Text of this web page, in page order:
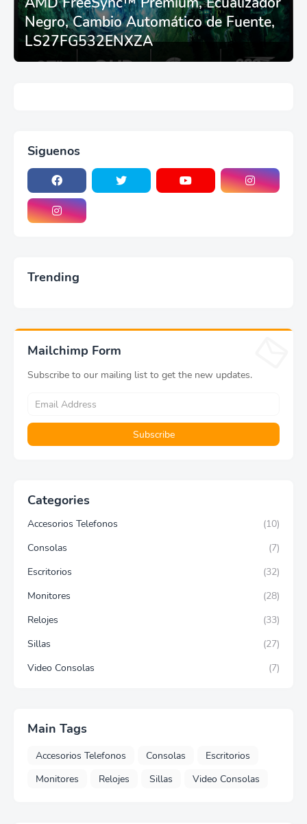
Negro, Cambio Automático de Fuente,
LS27FG532ENXZA
Siguenos
Trending
Mailchimp Form
Subscribe to our mailing list to get the new updates.
Categories
Accesorios Telefonos
(10)
Consolas
(7)
Escritorios
(32)
Monitores
(28)
Relojes
(33)
Sillas
(27)
Video Consolas
(7)
Main Tags
Accesorios Telefonos Consolas
Escritorios
Monitores
Relojes Sillas Video Consolas